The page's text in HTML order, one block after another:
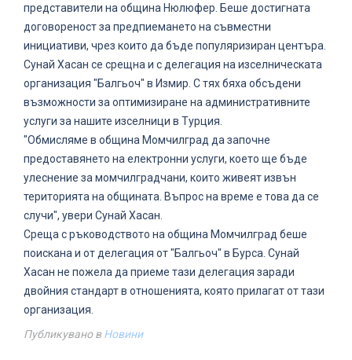
представители на община Нюлюфер. Беше достигната
договореност за предпиемането на съвместни
инициативи, чрез които да бъде популяризиран центъра.
Сунай Хасан се срещна и с делегация на изселническата
организация "Балгьоч" в Измир. С тях бяха обсъдени
възможности за оптимизиране на административните
услуги за нашите изселници в Турция.
"Обмисляме в община Момчилград да започне
предоставянето на електронни услуги, което ще бъде
улеснение за момчилградчани, които живеят извън
територията на общината. Въпрос на време е това да се
случи", увери Сунай Хасан.
Среща с ръководството на община Момчилград беше
поискана и от делегация от "Балгьоч" в Бурса. Сунай
Хасан не пожела да приеме тази делегация заради
двойния стандарт в отношенията, която прилагат от тази
организация.
Публикувано вНовини